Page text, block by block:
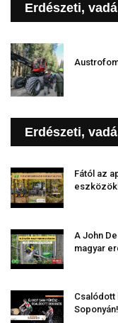
Erdészeti,
Erdészeti,
Fától az
A John
magyar
Csalódott
Soponyán!